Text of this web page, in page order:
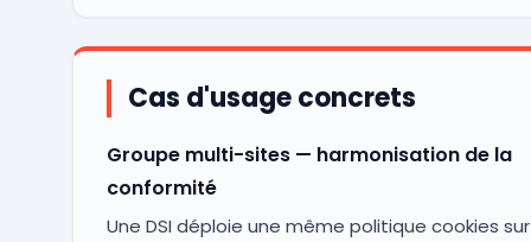
Cas d'usage concrets
Groupe multi-sites — harmonisation de la
conformité
Une DSI déploie une même politique cookies